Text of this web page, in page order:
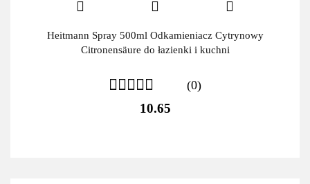
Heitmann Spray 500ml Odkamieniacz Cytrynowy
Citronensäure do łazienki i kuchni
(0)
10.65